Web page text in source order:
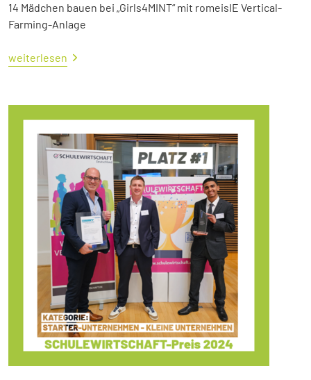
14 Mädchen bauen bei „Girls4MINT“ mit romeisIE Vertical-
Farming-Anlage
weiterlesen